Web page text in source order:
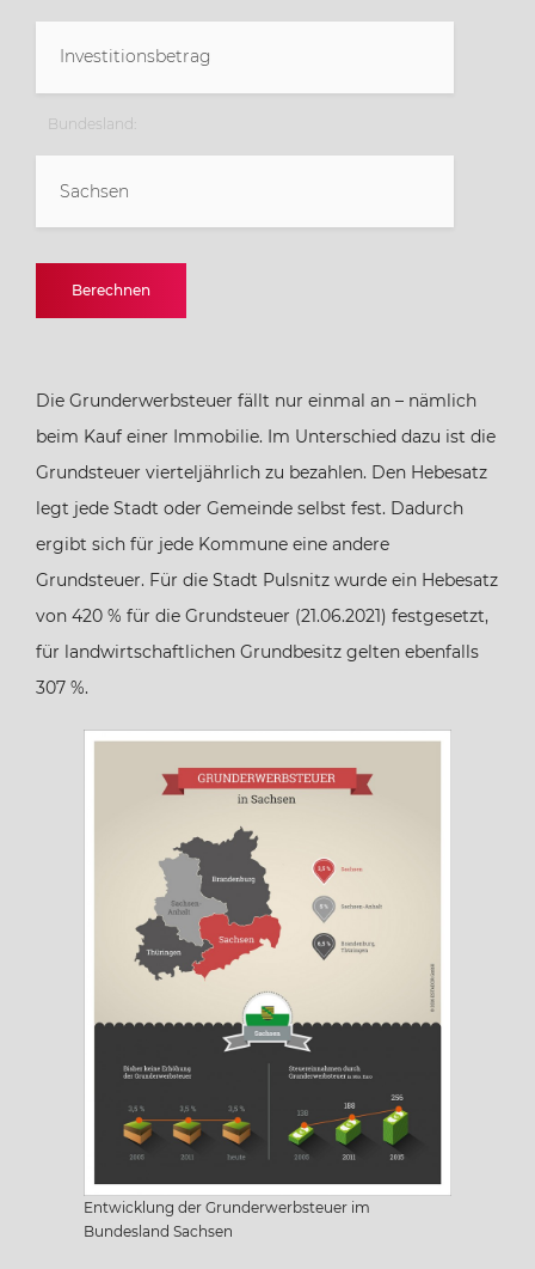
Bundesland:
Sachsen
Baden-Württemberg
Berlin
Brandenburg
Bremen
Hamburg
Hessen
Mecklenburg-Vorpommern
Niedersachsen
Nordrhein-Westfalen
Saarland
Sachsen
Sachsen-Anhalt
Berechnen
Die Grunderwerbsteuer fällt nur einmal an – nämlich
beim Kauf einer Immobilie. Im Unterschied dazu ist die
Grundsteuer vierteljährlich zu bezahlen. Den Hebesatz
legt jede Stadt oder Gemeinde selbst fest. Dadurch
ergibt sich für jede Kommune eine andere
Grundsteuer. Für die Stadt Pulsnitz wurde ein Hebesatz
von 420 % für die Grundsteuer (21.06.2021) festgesetzt,
für landwirtschaftlichen Grundbesitz gelten ebenfalls
307 %.
Entwicklung der Grunderwerbsteuer im
Bundesland Sachsen